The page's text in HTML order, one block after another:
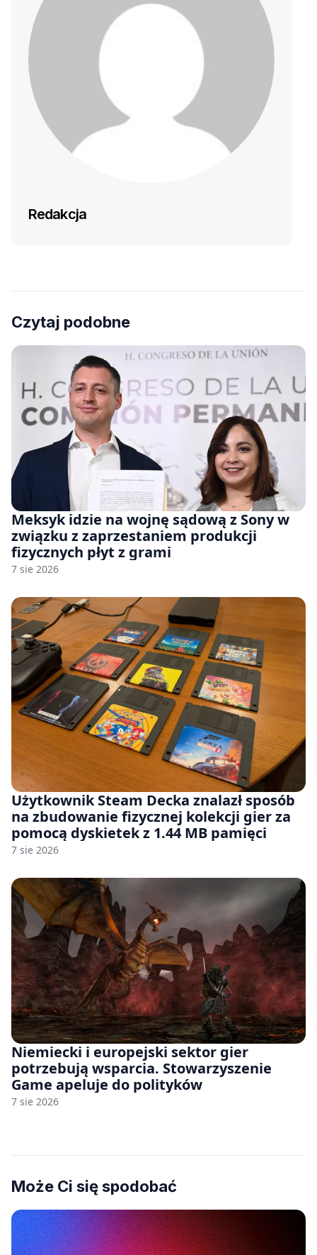
Redakcja
Czytaj podobne
Meksyk idzie na wojnę sądową z Sony w
związku z zaprzestaniem produkcji
fizycznych płyt z grami
7 sie 2026
Użytkownik Steam Decka znalazł sposób
na zbudowanie fizycznej kolekcji gier za
pomocą dyskietek z 1.44 MB pamięci
7 sie 2026
Niemiecki i europejski sektor gier
potrzebują wsparcia. Stowarzyszenie
Game apeluje do polityków
7 sie 2026
Może Ci się spodobać